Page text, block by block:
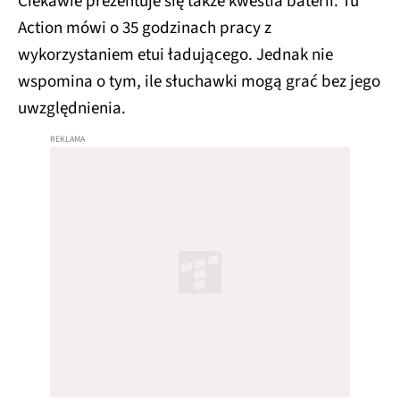
Action mówi o 35 godzinach pracy z
wykorzystaniem etui ładującego. Jednak nie
wspomina o tym, ile słuchawki mogą grać bez jego
uwzględnienia.